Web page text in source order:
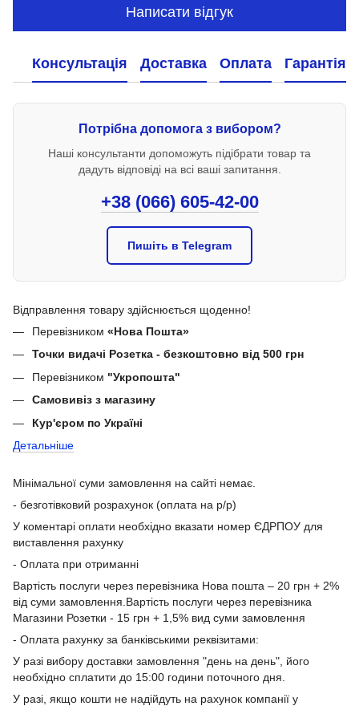
Написати відгук
Консультація Доставка Оплата Гарантія
Потрібна допомога з вибором?
Наші консультанти допоможуть підібрати товар та
дадуть відповіді на всі ваші запитання.
+38 (066) 605-42-00
Пишіть в Telegram
Відправлення товару здійснюється щоденно!
Перевізником «Нова Пошта»
Точки видачі Розетка - безкоштовно від 500 грн
Перевізником "Укропошта"
Самовивіз з магазину
Кур'єром по Україні
Детальніше
Мінімальної суми замовлення на сайті немає.
- безготівковий розрахунок (оплата на р/р)
У коментарі оплати необхідно вказати номер ЄДРПОУ для
виставлення рахунку
- Оплата при отриманні
Вартість послуги через перевізника Нова пошта – 20 грн + 2%
від суми замовлення.Вартість послуги через перевізника
Магазини Розетки - 15 грн + 1,5% вид суми замовлення
- Оплата рахунку за банківськими реквізитами:
У разі вибору доставки замовлення "день на день", його
необхідно сплатити до 15:00 години поточного дня.
У разі, якщо кошти не надійдуть на рахунок компанії у